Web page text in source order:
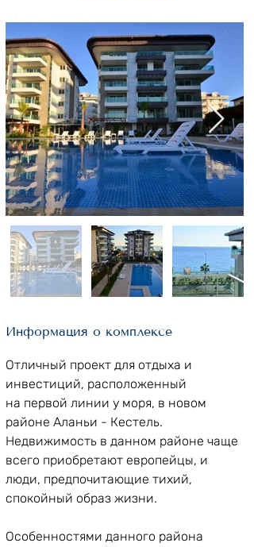
Информация о комплексе
Отличный проект для отдыха и
инвестиций, расположенный
на первой линии у моря, в новом
районе Аланьи - Кестель.
Недвижимость в данном районе чаще
всего приобретают европейцы, и
люди, предпочитающие тихий,
спокойный образ жизни.
Особенностями данного района